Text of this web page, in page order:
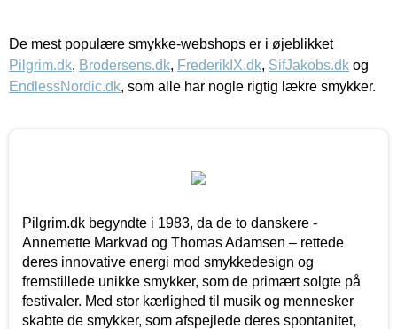
De mest populære smykke-webshops er i øjeblikket
Pilgrim.dk, Brodersens.dk, FrederikIX.dk, SifJakobs.dk og
EndlessNordic.dk, som alle har nogle rigtig lækre smykker.
Pilgrim.dk begyndte i 1983, da de to danskere -
Annemette Markvad og Thomas Adamsen – rettede
deres innovative energi mod smykkedesign og
fremstillede unikke smykker, som de primært solgte på
festivaler. Med stor kærlighed til musik og mennesker
skabte de smykker, som afspejlede deres spontanitet,